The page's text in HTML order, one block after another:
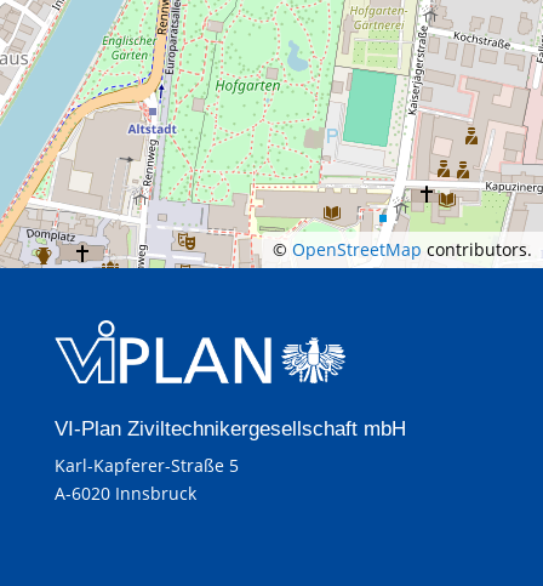
© OpenStreetMap contributors.
VI-Plan Ziviltechnikergesellschaft mbH
Karl-Kapferer-Straße 5
A-6020 Innsbruck